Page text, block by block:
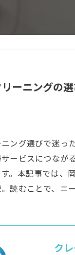
ーニングの
ング選びで迷っ
ービスにつなが
。本記事では、
読むことで、ニ
ク